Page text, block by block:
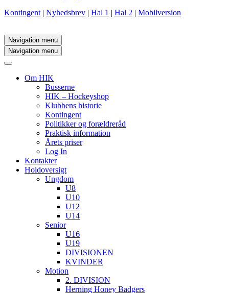
Kontingent | Nyhedsbrev | Hal 1 | Hal 2 | Mobilversion
Navigation menu
Navigation menu
Om HIK
Busserne
HIK – Hockeyshop
Klubbens historie
Kontingent
Politikker og forældreråd
Praktisk information
Årets priser
Log In
Kontakter
Holdoversigt
Ungdom
U8
U10
U12
U14
Senior
U16
U19
DIVISIONEN
KVINDER
Motion
2. DIVISION
Herning Honey Badgers